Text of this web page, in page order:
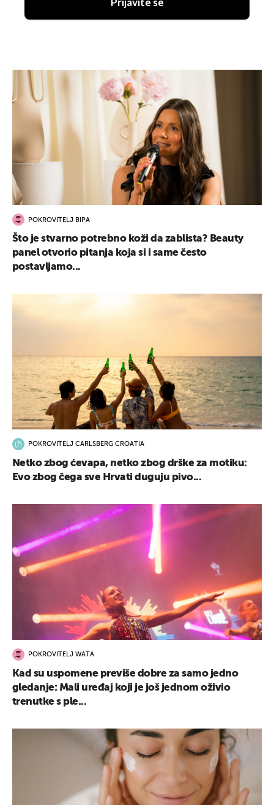
Prijavite se
POKROVITELJ BIPA
Što je stvarno potrebno koži da zablista? Beauty
panel otvorio pitanja koja si i same često
postavljamo...
POKROVITELJ CARLSBERG CROATIA
Netko zbog ćevapa, netko zbog drške za motiku:
Evo zbog čega sve Hrvati duguju pivo...
POKROVITELJ WATA
Kad su uspomene previše dobre za samo jedno
gledanje: Mali uređaj koji je još jednom oživio
trenutke s ple...